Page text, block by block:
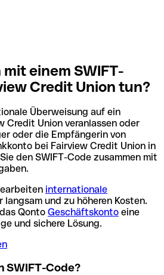
einem SWIFT-
Credit Union tun?
Überweisung auf ein
Credit Union veranlassen oder
oder die Empfängerin von
bei Fairview Credit Union in
den SWIFT-Code zusammen mit
internationale
langsam und zu höheren Kosten.
Qonto Geschäftskonto eine
und sichere Lösung.
SWIFT-Code?